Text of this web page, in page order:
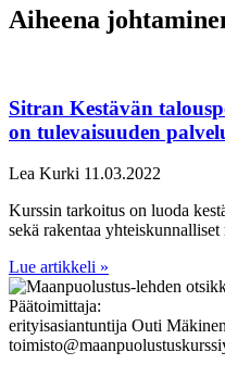
Aiheena
Sitran Kestävän
on tulevaisuuden
Lea Kurki 11.03.2022
Kurssin tarkoitus on luoda
sekä rakentaa
Lue artikkeli »
Päätoimittaja:
erityisasiantuntija Outi Mäkinen